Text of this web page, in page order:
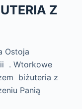
Z
Ostoja
. Wtorkowe
biżuteria z
Panią